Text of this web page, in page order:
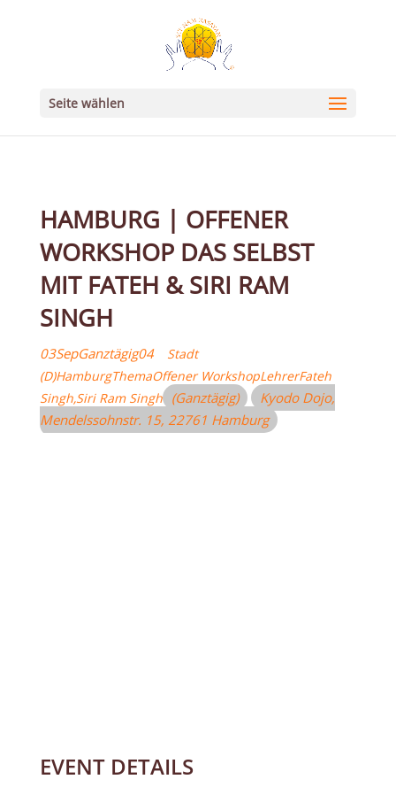
Seite wählen
HAMBURG | OFFENER
WORKSHOP DAS SELBST
MIT FATEH & SIRI RAM
SINGH
03SepGanztägig04
Stadt
(D)HamburgThemaOffener WorkshopLehrerFateh
Singh,Siri Ram Singh (Ganztägig) Kyodo Dojo,
Mendelssohnstr. 15, 22761 Hamburg
EVENT DETAILS